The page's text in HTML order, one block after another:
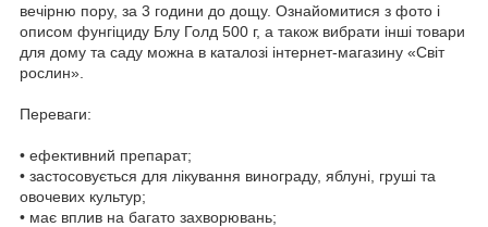
вечірню пору, за 3 години до дощу. Ознайомитися з фото і
описом фунгіциду Блу Голд 500 г, а також вибрати інші товари
для дому та саду можна в каталозі інтернет-магазину «Світ
рослин».
Переваги:
• ефективний препарат;
• застосовується для лікування винограду, яблуні, груші та
овочевих культур;
• має вплив на багато захворювань;